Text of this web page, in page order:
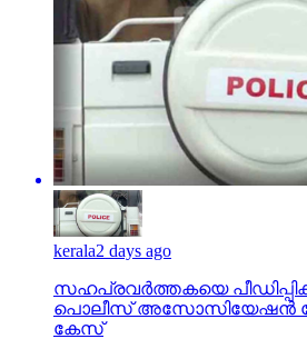
kerala2 days ago
സഹപ്രവര്‍ത്തകയെ
പൊലീസ് അസോസിയേഷന്‍
കേസ്